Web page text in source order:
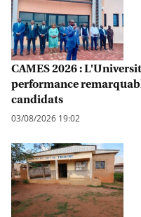
CAMES 2026 :
performance
candidats
03/08/2026 19:02